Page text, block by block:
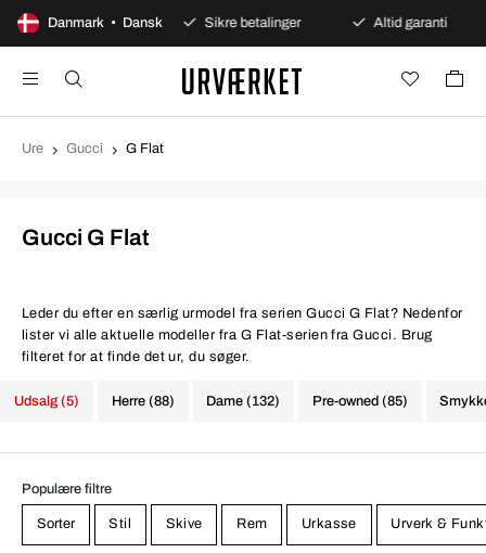
Danmark • Dansk
dages åbent køb Sikre betalinger Altid garanti
Ure Gucci G Flat
Gucci G Flat
Leder du efter en særlig urmodel fra serien Gucci G Flat? Nedenfor
lister vi alle aktuelle modeller fra G Flat-serien fra Gucci. Brug
filteret for at finde det ur, du søger.
Herre (88) Dame (132) Pre-owned (85)
Udsalg (5)
Populære filtre
Sorter Stil Skive Rem Urkasse Urverk &